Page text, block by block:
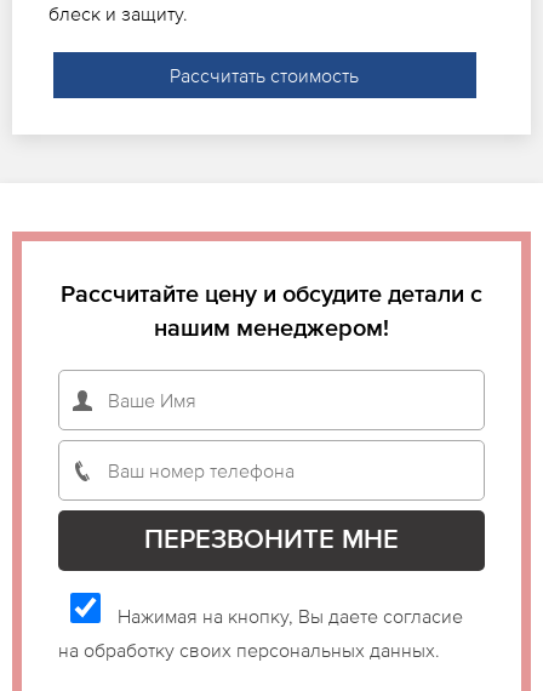
блеск и защиту.
Рассчитать стоимость
Рассчитайте цену и обсудите детали с
нашим менеджером!
Нажимая на кнопку, Вы даете согласие
на обработку своих персональных данных.